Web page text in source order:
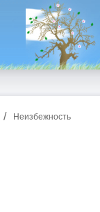
Неизбежность